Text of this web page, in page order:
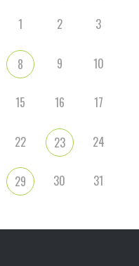
1 2 3
8 9 10
15 16 17
22 23 24
29 30 31